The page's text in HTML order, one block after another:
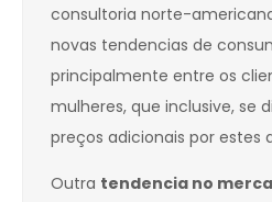
consultoria norte-
novas tendencias de
principalmente entre os
mulheres, que inclusive, se
preços adicionais por estes
Outra tendencia no